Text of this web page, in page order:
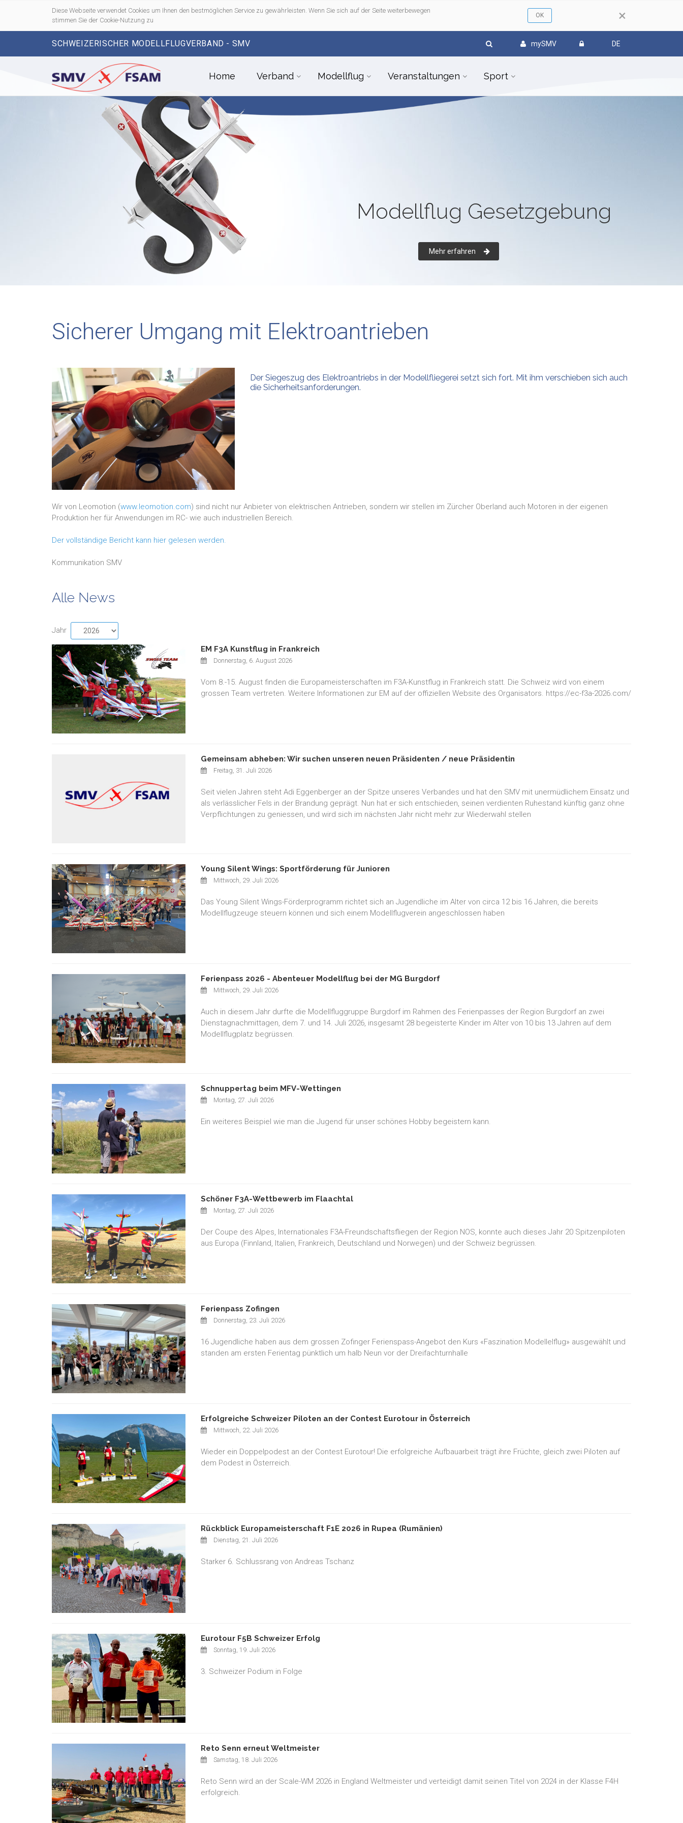
×
Diese Webseite verwendet Cookies um Ihnen den bestmöglichen Service zu gewährleisten. Wenn Sie sich auf der Seite weiterbewegen
stimmen Sie der Cookie-Nutzung zu
SCHWEIZERISCHER MODELLFLUGVERBAND - SMV mySMV DE
Home Verband Modellflug Veranstaltungen Sport
Modellflug Gesetzgebung
Mehr erfahren
Sicherer Umgang mit Elektroantrieben
Der Siegeszug des Elektroantriebs in der Modellfliegerei setzt sich fort. Mit ihm verschieben sich auch
die Sicherheitsanforderungen.
Wir von Leomotion (www.leomotion.com) sind nicht nur Anbieter von elektrischen Antrieben, sondern wir stellen im Zürcher Oberland auch Motoren in der eigenen
Produktion her für Anwendungen im RC- wie auch industriellen Bereich.
Der vollständige Bericht kann hier gelesen werden.
Kommunikation SMV
Alle News
Jahr
EM F3A Kunstflug in Frankreich
Donnerstag, 6. August 2026
Vom 8.-15. August finden die Europameisterschaften im F3A-Kunstflug in Frankreich statt. Die Schweiz wird von einem
grossen Team vertreten. Weitere Informationen zur EM auf der offiziellen Website des Organisators. https://ec-f3a-2026.com/
Gemeinsam abheben: Wir suchen unseren neuen Präsidenten / neue Präsidentin
Freitag, 31. Juli 2026
Seit vielen Jahren steht Adi Eggenberger an der Spitze unseres Verbandes und hat den SMV mit unermüdlichem Einsatz und
als verlässlicher Fels in der Brandung geprägt. Nun hat er sich entschieden, seinen verdienten Ruhestand künftig ganz ohne
Verpflichtungen zu geniessen, und wird sich im nächsten Jahr nicht mehr zur Wiederwahl stellen
Young Silent Wings: Sportförderung für Junioren
Mittwoch, 29. Juli 2026
Das Young Silent Wings-Förderprogramm richtet sich an Jugendliche im Alter von circa 12 bis 16 Jahren, die bereits
Modellflugzeuge steuern können und sich einem Modellflugverein angeschlossen haben
Ferienpass 2026 - Abenteuer Modellflug bei der MG Burgdorf
Mittwoch, 29. Juli 2026
Auch in diesem Jahr durfte die Modellfluggruppe Burgdorf im Rahmen des Ferienpasses der Region Burgdorf an zwei
Dienstagnachmittagen, dem 7. und 14. Juli 2026, insgesamt 28 begeisterte Kinder im Alter von 10 bis 13 Jahren auf dem
Modellflugplatz begrüssen.
Schnuppertag beim MFV-Wettingen
Montag, 27. Juli 2026
Ein weiteres Beispiel wie man die Jugend für unser schönes Hobby begeistern kann.
Schöner F3A-Wettbewerb im Flaachtal
Montag, 27. Juli 2026
Der Coupe des Alpes, Internationales F3A-Freundschaftsfliegen der Region NOS, konnte auch dieses Jahr 20 Spitzenpiloten
aus Europa (Finnland, Italien, Frankreich, Deutschland und Norwegen) und der Schweiz begrüssen.
Ferienpass Zofingen
Donnerstag, 23. Juli 2026
16 Jugendliche haben aus dem grossen Zofinger Ferienspass-Angebot den Kurs «Faszination Modellelflug» ausgewählt und
standen am ersten Ferientag pünktlich um halb Neun vor der Dreifachturnhalle
Erfolgreiche Schweizer Piloten an der Contest Eurotour in Österreich
Mittwoch, 22. Juli 2026
Wieder ein Doppelpodest an der Contest Eurotour! Die erfolgreiche Aufbauarbeit trägt ihre Früchte, gleich zwei Piloten auf
dem Podest in Österreich.
Rückblick Europameisterschaft F1E 2026 in Rupea (Rumänien)
Dienstag, 21. Juli 2026
Starker 6. Schlussrang von Andreas Tschanz
Eurotour F5B Schweizer Erfolg
Sonntag, 19. Juli 2026
3. Schweizer Podium in Folge
Reto Senn erneut Weltmeister
Samstag, 18. Juli 2026
Reto Senn wird an der Scale-WM 2026 in England Weltmeister und verteidigt damit seinen Titel von 2024 in der Klasse F4H
erfolgreich.